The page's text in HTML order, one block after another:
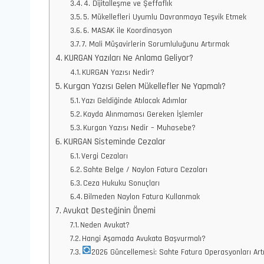
4. Dijitalleşme ve Şeffaflık
5. Mükellefleri Uyumlu Davranmaya Teşvik Etmek
6. MASAK ile Koordinasyon
7. Mali Müşavirlerin Sorumluluğunu Artırmak
KURGAN Yazıları Ne Anlama Geliyor?
KURGAN Yazısı Nedir?
Kurgan Yazısı Gelen Mükellefler Ne Yapmalı?
Yazı Geldiğinde Atılacak Adımlar
Kayda Alınmaması Gereken İşlemler
Kurgan Yazısı Nedir – Muhasebe?
KURGAN Sisteminde Cezalar
Vergi Cezaları
Sahte Belge / Naylon Fatura Cezaları
Ceza Hukuku Sonuçları
Bilmeden Naylon Fatura Kullanmak
Avukat Desteğinin Önemi
Neden Avukat?
Hangi Aşamada Avukata Başvurmalı?
2026 Güncellemesi: Sahte Fatura Operasyonları